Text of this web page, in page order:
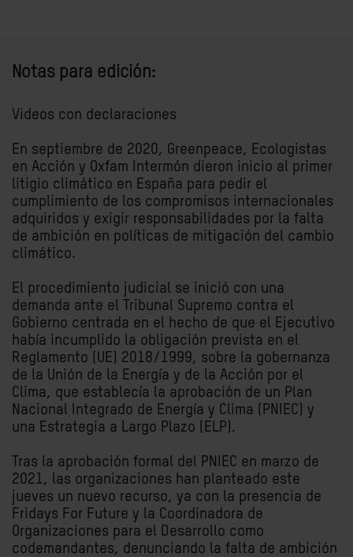
Notas para edición:
Videos con declaraciones
En septiembre de 2020, Greenpeace, Ecologistas
en Acción y Oxfam Intermón dieron inicio al primer
litigio climático en España para pedir el
cumplimiento de los compromisos internacionales
adquiridos y exigir responsabilidades por la falta
de ambición en políticas de mitigación del cambio
climático.
El procedimiento judicial se inició con una
demanda ante el Tribunal Supremo contra el
Gobierno centrada en el hecho de que el Ejecutivo
había incumplido la obligación prevista en el
Reglamento (UE) 2018/1999, sobre la gobernanza
de la Unión de la Energía y de la Acción por el
Clima, que establecía la aprobación de un Plan
Nacional Integrado de Energía y Clima (PNIEC) y
una Estrategia a Largo Plazo (ELP).
Tras la aprobación formal del PNIEC en marzo de
2021, las organizaciones han planteado este
jueves un nuevo recurso, ya con la presencia de
Fridays For Future y la Coordinadora de
Organizaciones para el Desarrollo como
codemandantes, denunciando la falta de ambición